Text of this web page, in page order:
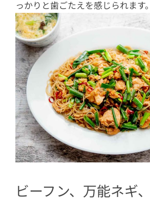
っかりと歯ごたえを感じられます。
ビーフン、万能ネギ